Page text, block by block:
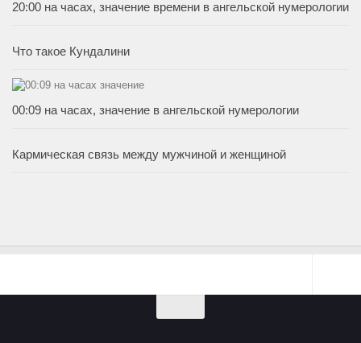
20:00 на часах, значение времени в ангельской нумерологии
Что такое Кундалини
00:09 на часах, значение в ангельской нумерологии
Кармическая связь между мужчиной и женщиной